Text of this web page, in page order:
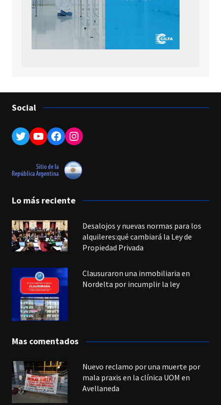
Social
Twitter
YouTube
Facebook
Instagram
Lo más reciente
Desalojos y nuevas normas para los
alquileres:qué cambiará la Ley de
Propiedad Privada
Clausuraron una inmobiliaria en
Nordelta por incumplir la ley
Mas comentados
Nuevo reclamo por una muerte por
mala praxis en la clínica UOM en
Avellaneda